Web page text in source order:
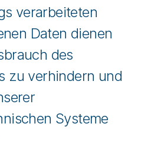
verarbeiteten
Daten dienen
des
zu verhindern und
Systeme